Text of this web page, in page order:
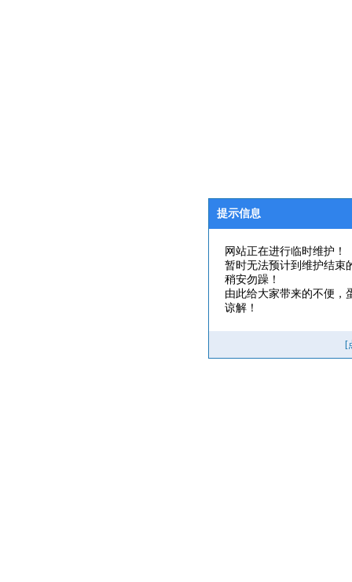
提示信息
网站正在进行临时维护！
暂时无法预计到维护结束
稍安勿躁！
由此给大家带来的不便，
谅解！
[